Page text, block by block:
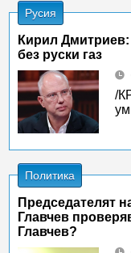
Русия
Кирил
без руски газ
/
Политика
Председателят
Главчев
Главчев?